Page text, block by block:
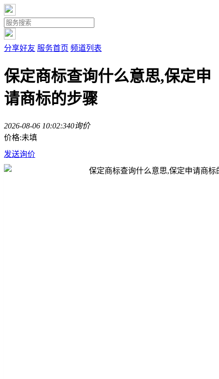
分享好友 服务首页 频道列表
保定商标查询什么意思,保定申
请商标的步骤
2026-08-06 10:02:340询价
价格:未填
发送询价